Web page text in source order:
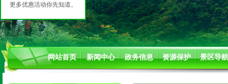
网站首页 新闻中心 政务信息 资源保护 景区导航
更多优惠活动你先知道。